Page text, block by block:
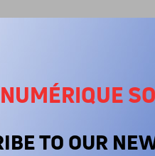
TO OUR